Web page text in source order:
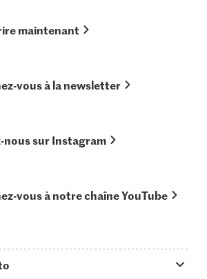
maintenant
vous à la newsletter
nous sur Instagram
vous à notre chaîne YouTube